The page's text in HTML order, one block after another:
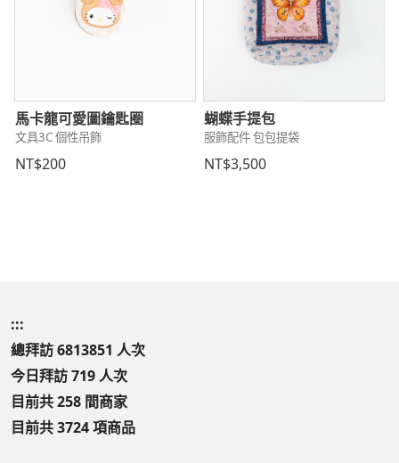
馬卡龍可愛圖鑰匙圈
文具3C 個性吊飾
NT$200
蝴蝶手提包
服飾配件 包包提袋
NT$3,500
:::
總拜訪 6813851 人次
今日拜訪 719 人次
目前共 258 間商家
目前共 3724 項商品